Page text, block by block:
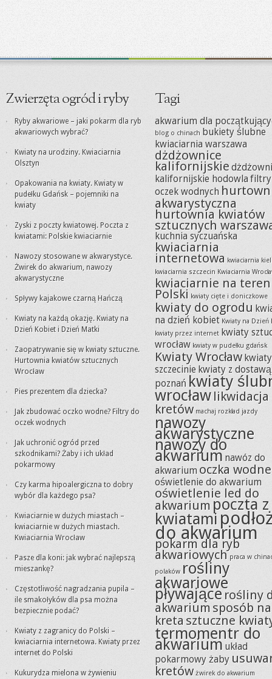
Zwierzęta ogród i ryby
Ryby akwariowe – jaki pokarm dla ryb
akwariowych wybrać?
Kwiaty na urodziny. Kwiaciarnia
Olsztyn
Opakowania na kwiaty. Kwiaty w
pudełku Gdańsk – pojemniki na
kwiaty
Zyski z poczty kwiatowej. Poczta z
kwiatami: Polskie kwiaciarnie
Nawozy stosowane w akwarystyce.
Żwirek do akwarium, nawozy
akwarystyczne
Spływy kajakowe czarną Hańczą
Kwiaty na każdą okazję. Kwiaty na
Dzień Kobiet i Dzień Matki
Zaopatrywanie się w kwiaty sztuczne.
Hurtownia kwiatów sztucznych
Wrocław
Pies prezentem dla dziecka?
Jak zbudować oczko wodne? Filtry do
oczek wodnych
Jak uchronić ogród przed
szkodnikami? Żaby i ich układ
pokarmowy
Czy karma hipoalergiczna to dobry
wybór dla każdego psa?
Kwiaciarnie w dużych miastach –
kwiaciarnie w dużych miastach.
Kwiaciarnia Wrocław
Pasze dla koni: jak wybrać najlepszą
mieszankę?
Częstotliwość nagradzania pupila –
ile smakołyków dla psa można
bezpiecznie podać?
Kwiaty z zagranicy do Polski –
kwiaciarnia internetowa. Kwiaty przez
internet do Polski
Kukurydza mielona w żywieniu
Tagi
akwarium dla
blog o chinach bukiety ślubne
kwiaciarnia warszawa
dżdżownice
kalifornijskie
kalifornijskie hodowla filtry
oczek wodnych
akwarystyczna
hurtownia kwiatów
sztucznych
kuchnia syczuańska
kwiaciarnia
internetowa kwiaciarnia
kwiaciarnia szczecin Kwiaciarnia
kwiaciarnie na
Polski kwiaty cięte i doniczkowe
kwiaty do ogrodu
na dzień kobiet Kwiaty na Dzień
kwiaty przez internet kwiaty
wrocław kwiaty w pudełku gdańsk
Kwiaty Wrocław
szczecinie kwiaty z dostawą
poznań kwiaty
wrocław likwidacja
kretów machaj rozkład jazdy
nawozy
akwarystyczne
nawozy do
akwarium nawóz do
akwarium oczka wodne
oświetlenie do akwarium
oświetlenie led do
akwarium poczta z
kwiatami
do akwarium
pokarm dla ryb
akwariowych praca w
polaków rośliny
akwariowe
pływające rośliny
akwarium sposób na
kreta sztuczne
termomentr do
akwarium układ
pokarmowy żaby
kretów żwirek do akwarium